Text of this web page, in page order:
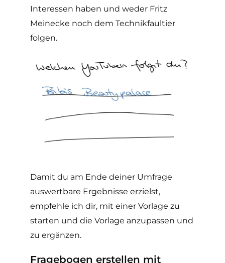
Interessen haben und weder Fritz
Meinecke noch dem Technikfaultier
folgen.
Damit du am Ende deiner Umfrage
auswertbare Ergebnisse erzielst,
empfehle ich dir, mit einer Vorlage zu
starten und die Vorlage anzupassen und
zu ergänzen.
Fragebogen erstellen mit